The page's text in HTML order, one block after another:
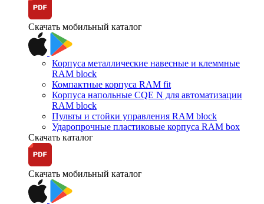
Скачать мобильный каталог
Корпуса металлические навесные и клеммные
RAM block
Компактные корпуса RAM fit
Корпуса напольные CQE N для автоматизации
RAM block
Пульты и стойки управления RAM block
Ударопрочные пластиковые корпуса RAM box
Скачать каталог
Скачать мобильный каталог